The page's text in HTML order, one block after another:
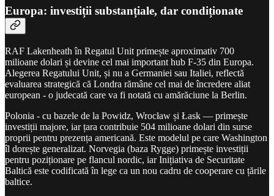
Europa: investiții substanțiale, dar condiționate
RAF Lakenheath în Regatul Unit primește aproximativ 700
milioane dolari și devine cel mai important hub F-35 din Europa.
Alegerea Regatului Unit, și nu a Germaniei sau Italiei, reflectă
evaluarea strategică că Londra rămâne cel mai de încredere aliat
european - o judecată care va fi notată cu amărăciune la Berlin.
Polonia - cu bazele de la Powidz, Wrocław și Łask — primește
investiții majore, iar țara contribuie 504 milioane dolari din surse
proprii pentru prezența americană. Este modelul pe care Washington
îl dorește generalizat. Norvegia (baza Rygge) primește investiții
pentru poziționare pe flancul nordic, iar Inițiativa de Securitate
Baltică este codificată în lege ca un nou cadru de cooperare cu țările
baltice.